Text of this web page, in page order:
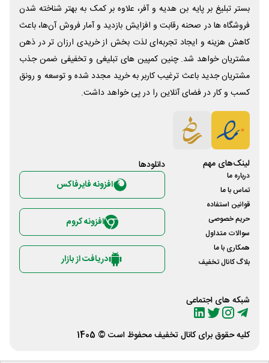
بستر تبلیغ بر پایه بن هدیه و آفر، علاوه بر کمک به بهتر شناخته شدن
فروشگاه ها در صحنه رقابت و افزایش بازدید و آمار فروش آن‌ها، باعث
کاهش هزینه و ایجاد تجربه‌ای لذت بخش از خریدی ارزان تر در ذهن
مشتریان خواهد شد. چنین کمپین های تبلیغی و تخفیفی ضمن جذب
مشتریان جدید باعث ترغیب کاربر به خرید مجدد شده و توسعه و رونق
کسب و کار در فضای آنلاین را در پی خواهد داشت.
لینک‌های مهم
درباره ما
تماس با ما
قوانین استفاده
حریم خصوصی
سوالات متداول
همکاری با ما
بلاگ کانال تخفیف
شبکه های اجتماعی
دانلود‌ها
افزونه فایرفاکس
افزونه کروم
دریافت از بازار
کلیه حقوق برای کانال تخفیفمحفوظ است © 1405